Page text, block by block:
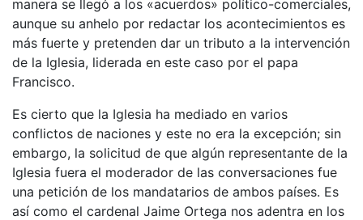
manera se llegó a los «acuerdos» político-comerciales,
aunque su anhelo por redactar los acontecimientos es
más fuerte y pretenden dar un tributo a la intervención
de la Iglesia, liderada en este caso por el papa
Francisco.
Es cierto que la Iglesia ha mediado en varios
conflictos de naciones y este no era la excepción; sin
embargo, la solicitud de que algún representante de la
Iglesia fuera el moderador de las conversaciones fue
una petición de los mandatarios de ambos países. Es
así como el cardenal Jaime Ortega nos adentra en los